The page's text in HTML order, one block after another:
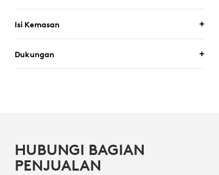
Isi Kemasan
Dukungan
HUBUNGI BAGIAN
PENJUALAN